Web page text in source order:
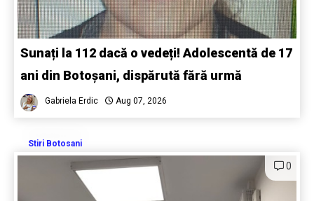
Sunați la 112 dacă o vedeți! Adolescentă de 17
ani din Botoșani, dispărută fără urmă
Gabriela Erdic Aug 07, 2026
Stiri Botosani
0